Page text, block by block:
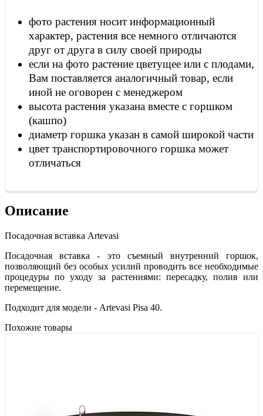
фото растения носит информационный
характер, растения все немного отличаются
друг от друга в силу своей природы
если на фото растение цветущее или с плодами,
Вам поставляется аналогичный товар, если
иной не оговорен с менеджером
высота растения указана вместе с горшком
(кашпо)
диаметр горшка указан в самой широкой части
цвет транспортировочного горшка может
отличаться
Описание
Посадочная вставка Artevasi
Посадочная вставка - это съемный внутренний горшок,
позволяющий без особых усилий проводить все необходимые
процедуры по уходу за растениями: пересадку, полив или
перемещение.
Подходит для модели - Artevasi Pisa 40.
Похожие товары